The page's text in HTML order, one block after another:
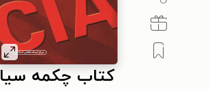
کتاب چکمه سیا